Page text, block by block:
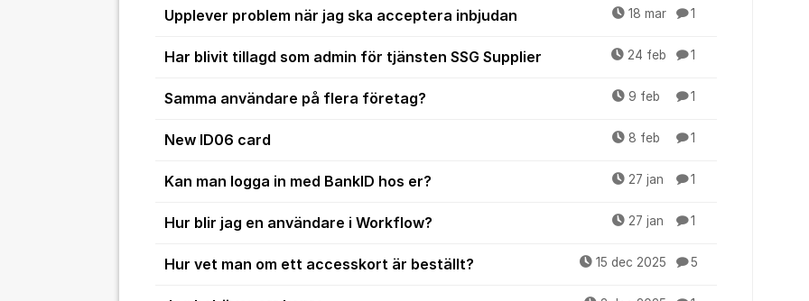
Upplever problem när jag ska acceptera inbjudan 18 mar 1
Har blivit tillagd som admin för tjänsten SSG Supplier 24 feb 1
Samma användare på flera företag? 9 feb 1
New ID06 card 8 feb 1
Kan man logga in med BankID hos er? 27 jan 1
Hur blir jag en användare i Workflow? 27 jan 1
Hur vet man om ett accesskort är beställt? 15 dec 2025 5